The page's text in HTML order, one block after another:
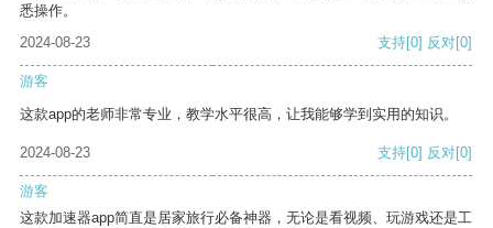
悉操作。
2024-08-23
支持[0] 反对[0]
游客
这款app的老师非常专业，教学水平很高，让我能够学到实用的知识。
2024-08-23 支持[0] 反对[0]
游客
这款加速器app简直是居家旅行必备神器，无论是看视频、玩游戏还是工